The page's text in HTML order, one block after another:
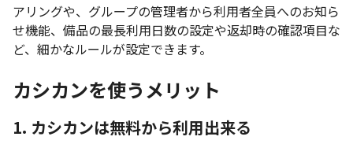
アリングや、グループの管理者から利用者全員へのお知ら
せ機能、備品の最長利用日数の設定や返却時の確認項目な
ど、細かなルールが設定できます。
カシカンを使うメリット
1. カシカンは無料から利用出来る